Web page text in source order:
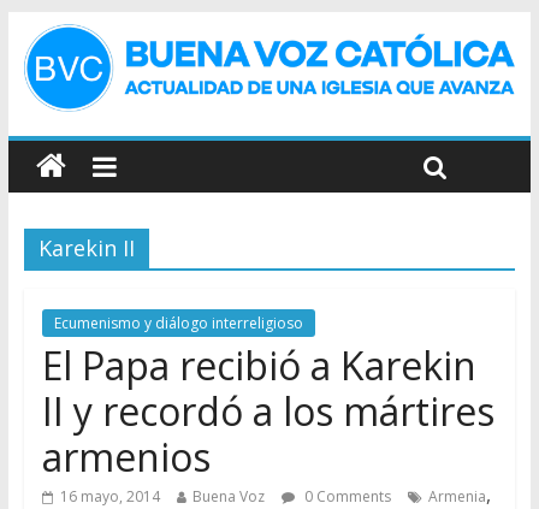
Karekin II
Ecumenismo y diálogo interreligioso
El Papa recibió a Karekin
II y recordó a los mártires
armenios
16 mayo, 2014 Buena Voz 0 Comments Armenia,